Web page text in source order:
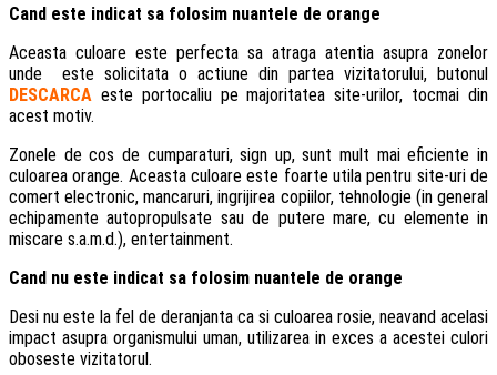
Cand este indicat sa folosim nuantele de orange
Aceasta culoare este perfecta sa atraga atentia asupra zonelor
unde este solicitata o actiune din partea vizitatorului, butonul
DESCARCA este portocaliu pe majoritatea site-urilor, tocmai din
acest motiv.
Zonele de cos de cumparaturi, sign up, sunt mult mai eficiente in
culoarea orange. Aceasta culoare este foarte utila pentru site-uri de
comert electronic, mancaruri, ingrijirea copiilor, tehnologie (in general
echipamente autopropulsate sau de putere mare, cu elemente in
miscare s.a.m.d.), entertainment.
Cand nu este indicat sa folosim nuantele de orange
Desi nu este la fel de deranjanta ca si culoarea rosie, neavand acelasi
impact asupra organismului uman, utilizarea in exces a acestei culori
oboseste vizitatorul.